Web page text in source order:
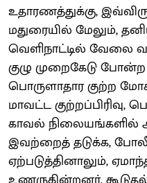
உதாரணத்துக்கு,
மதுரையில் மேலும்,
வெளிநாட்டில் வேலை
குழு முறைகேடு
பொருளாதார குற்ற
மாவட்ட குற்றப்பிரிவு,
காவல் நிலையங்களில்
இவற்றைத் தடுக்க,
ஏற்படுத்தினாலும்,